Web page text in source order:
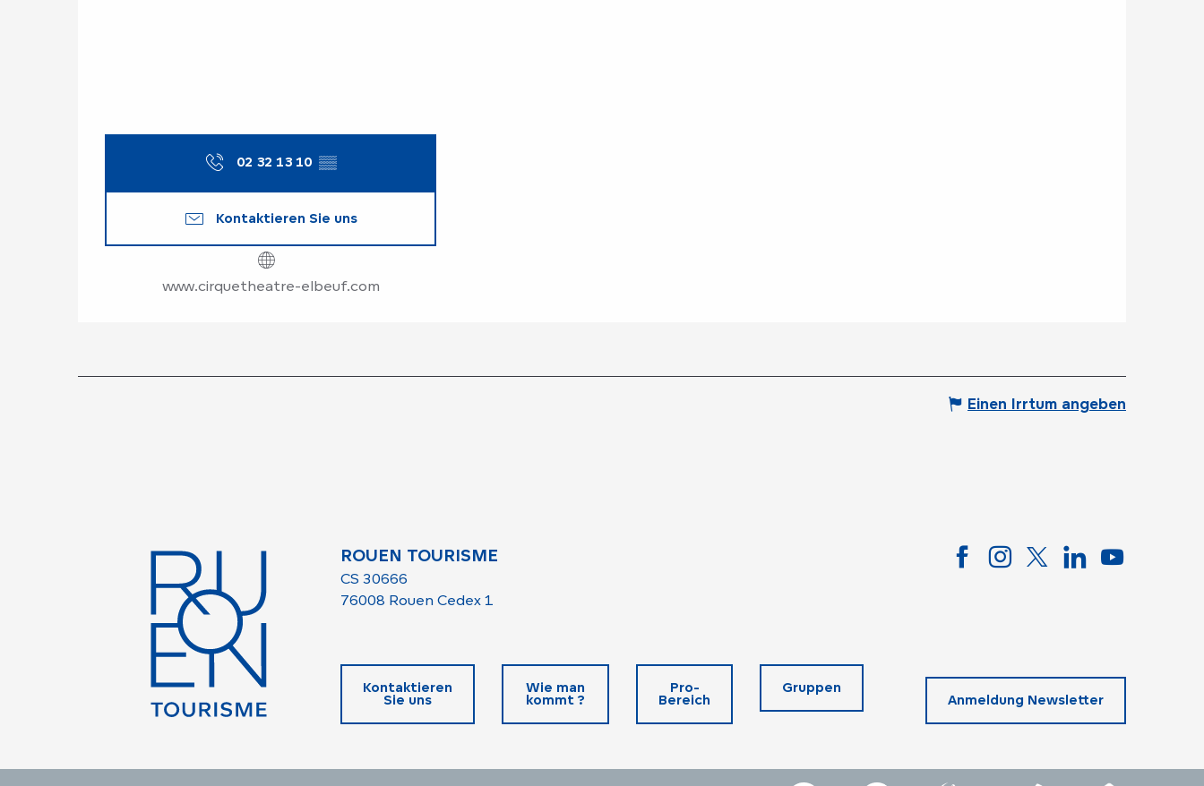
02 32 13 10 ▒▒
Kontaktieren Sie uns
www.cirquetheatre-elbeuf.com
Einen Irrtum angeben
ROUEN TOURISME
CS 30666
76008 Rouen Cedex 1
Kontaktieren
Sie uns
Wie man
kommt ?
Pro-
Bereich
Gruppen
Anmeldung Newsletter